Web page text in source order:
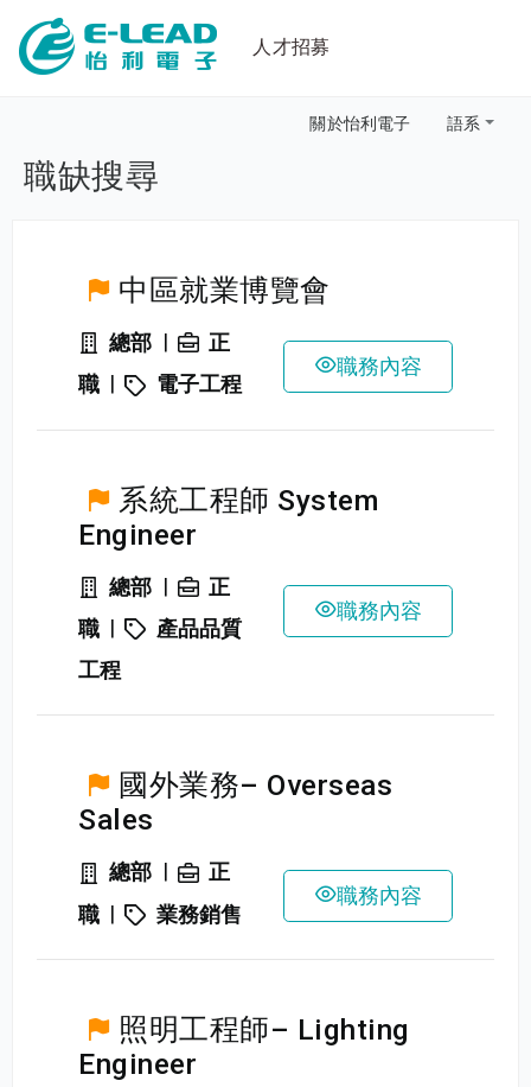
人才招募
關於怡利電子 語系
職缺搜尋
中區就業博覽會
總部 |
正
職 | 電子工程
職務內容
系統工程師 System
Engineer
總部 |
正
職 |
產品品質
工程
職務內容
國外業務– Overseas
Sales
總部 |
正
職 | 業務銷售
職務內容
照明工程師– Lighting
Engineer